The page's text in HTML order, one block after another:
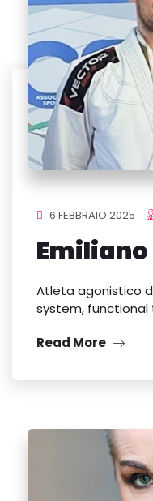
6 FEBBRAIO 2025
Atleta agonistico
system, functional
Read More